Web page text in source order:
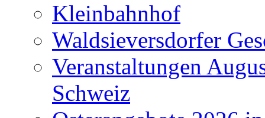
Kleinbahnhof
Waldsieversdorfer
Veranstaltungen
Schweiz